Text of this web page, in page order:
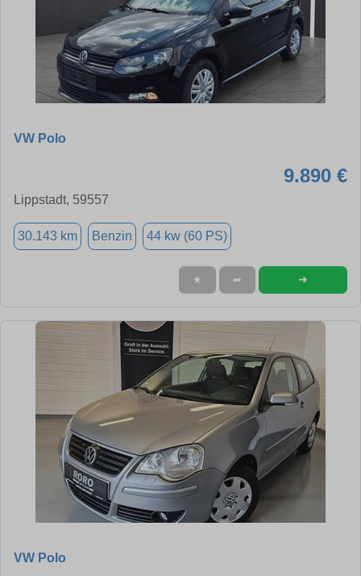
VW Polo
9.890 €
Lippstadt, 59557
30.143 km Benzin 44 kw (60 PS)
★ ➦ ➜
VW Polo